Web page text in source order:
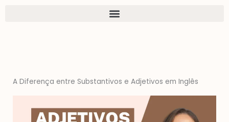
A Diferença entre Substantivos e Adjetivos em Inglês